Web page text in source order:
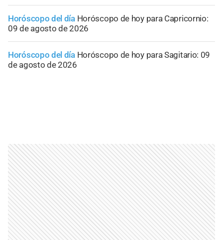
Horóscopo del día Horóscopo de hoy para Capricornio:
09 de agosto de 2026
Horóscopo del día Horóscopo de hoy para Sagitario: 09
de agosto de 2026